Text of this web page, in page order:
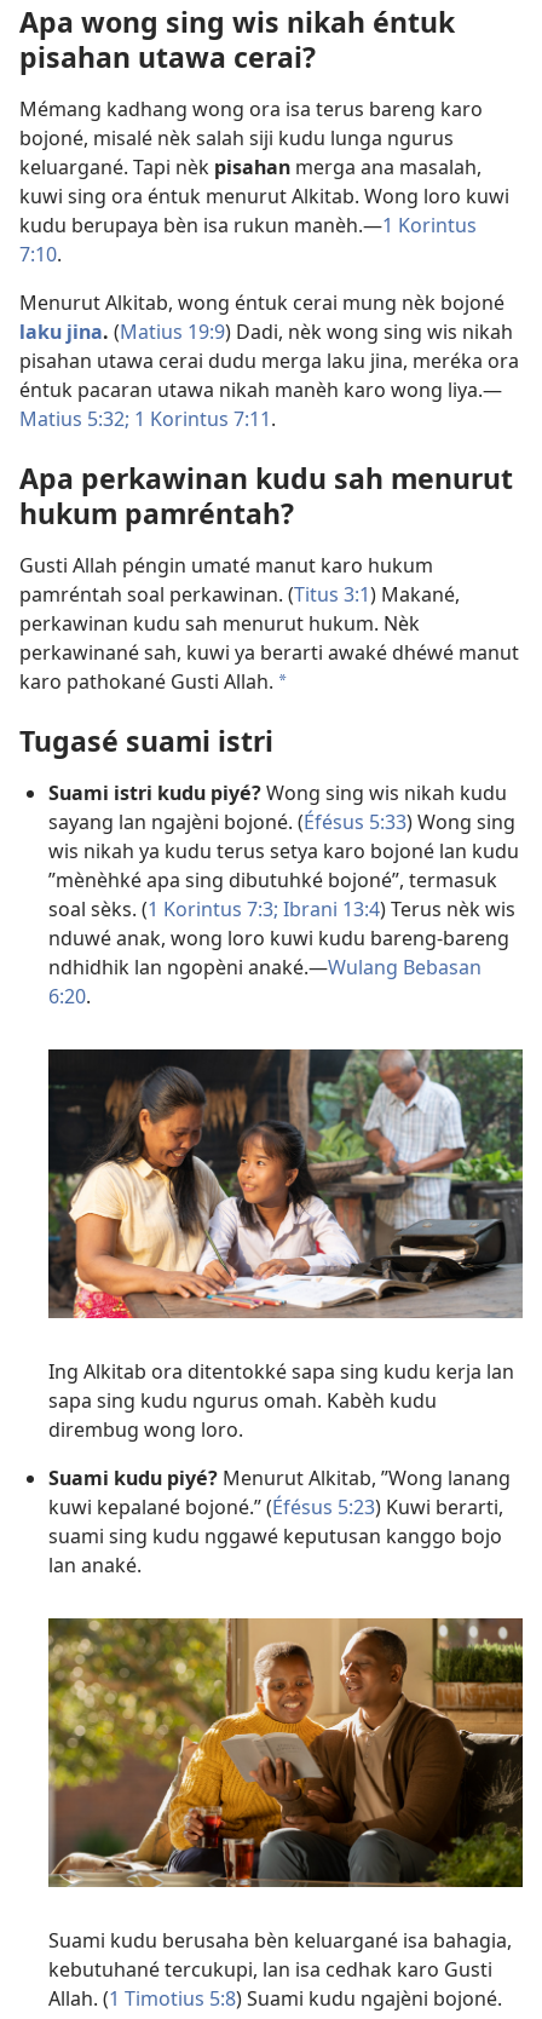
Apa wong sing wis nikah éntuk
pisahan utawa cerai?
Mémang kadhang wong ora isa terus bareng karo
bojoné, misalé nèk salah siji kudu lunga ngurus
keluargané. Tapi nèk pisahan merga ana masalah,
kuwi sing ora éntuk menurut Alkitab. Wong loro kuwi
kudu berupaya bèn isa rukun manèh.​—1 Korintus
7:10.
Menurut Alkitab, wong éntuk cerai mung nèk bojoné
laku jina. (Matius 19:9) Dadi, nèk wong sing wis nikah
pisahan utawa cerai dudu merga laku jina, meréka ora
éntuk pacaran utawa nikah manèh karo wong liya.​—
Matius 5:32; 1 Korintus 7:11.
Apa perkawinan kudu sah menurut
hukum pamréntah?
Gusti Allah péngin umaté manut karo hukum
pamréntah soal perkawinan. (Titus 3:1) Makané,
perkawinan kudu sah menurut hukum. Nèk
perkawinané sah, kuwi ya berarti awaké dhéwé manut
karo pathokané Gusti Allah. a
Tugasé suami istri
Suami istri kudu piyé?Wong sing wis nikah kudu
sayang lan ngajèni bojoné. (Éfésus 5:33) Wong sing
wis nikah ya kudu terus setya karo bojoné lan kudu
”mènèhké apa sing dibutuhké bojoné”, termasuk
soal sèks. (1 Korintus 7:3; Ibrani 13:4) Terus nèk wis
nduwé anak, wong loro kuwi kudu bareng-bareng
ndhidhik lan ngopèni anaké.​—Wulang Bebasan
6:20.
Ing Alkitab ora ditentokké sapa sing kudu kerja lan
sapa sing kudu ngurus omah. Kabèh kudu
dirembug wong loro.
Suami kudu piyé? Menurut Alkitab, ”Wong lanang
kuwi kepalané bojoné.” (Éfésus 5:23) Kuwi berarti,
suami sing kudu nggawé keputusan kanggo bojo
lan anaké.
Suami kudu berusaha bèn keluargané isa bahagia,
kebutuhané tercukupi, lan isa cedhak karo Gusti
Allah. (1 Timotius 5:8) Suami kudu ngajèni bojoné.